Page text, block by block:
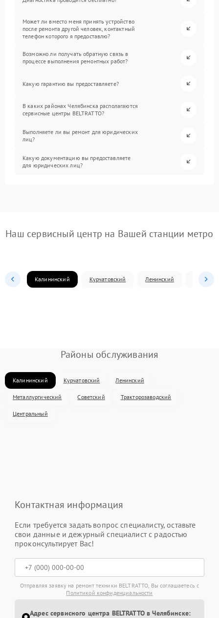
Может ли вместо меня принять устройство
после ремонта другой человек, контактный
телефон которого я предоставлю?
Возможно ли получать обратную связь в
процессе выполнения ремонтных работ?
Какую гарантию вы предоставляете?
В каких районах Челябинска располагаются
сервисные центры BELTRATTO?
Выполняете ли вы ремонт для юридических
лиц?
Какую документацию вы предоставляете
для юридических лиц?
Наш сервисный центр на Вашей станции метро
Калининский Курчатовский Ленинский
Районы обслуживания
Калининский Курчатовский Ленинский
Металлургический Советский Тракторозаводский
Центральный
Контактная информация
Если требуется задать вопрос специалисту, оставьте
свои данные и дежурный специалист с радостью
проконсультирует Вас!
Отправляя заявку на ремонт техники BELTRATTO, Вы соглашаетесь с
Политикой конфиденциальности
Адрес сервисного центра BELTRATTO в Челябинске: